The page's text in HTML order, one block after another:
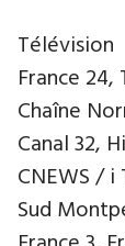
Télévision
France
Chaîne
Canal 32,
CNEWS / i
Sud